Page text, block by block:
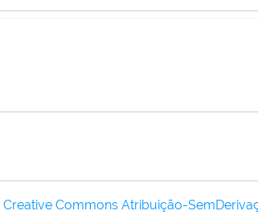
Creative Commons Atribuição-